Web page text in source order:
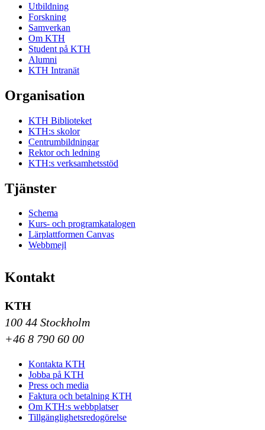
Utbildning
Forskning
Samverkan
Om KTH
Student på KTH
Alumni
KTH Intranät
Organisation
KTH Biblioteket
KTH:s skolor
Centrumbildningar
Rektor och ledning
KTH:s verksamhetsstöd
Tjänster
Schema
Kurs- och programkatalogen
Lärplattformen Canvas
Webbmejl
Kontakt
KTH
100 44 Stockholm
+46 8 790 60 00
Kontakta KTH
Jobba på KTH
Press och media
Faktura och betalning KTH
Om KTH:s webbplatser
Tillgänglighetsredogörelse